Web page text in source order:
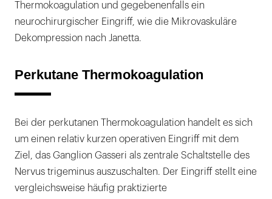
Thermokoagulation und gegebenenfalls ein
neurochirurgischer Eingriff, wie die Mikrovaskuläre
Dekompression nach Janetta.
Perkutane Thermokoagulation
Bei der perkutanen Thermokoagulation handelt es sich
um einen relativ kurzen operativen Eingriff mit dem
Ziel, das Ganglion Gasseri als zentrale Schaltstelle des
Nervus trigeminus auszuschalten. Der Eingriff stellt eine
vergleichsweise häufig praktizierte